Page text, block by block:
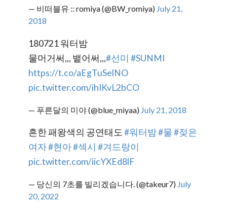
— 비떠블유 :: romiya (@BW_romiya) July 21,
2018
180721 워터밤
물머거써,,, 뱉어써,,,#선미 #SUNMI
https://t.co/aEgTuSelNO
pic.twitter.com/ihIKvL2bCO
— 푸른달의 미야 (@blue_miyaa) July 21, 2018
흔한 패왕색의 공연태도 #워터밤#물#젖은
여자#현아#섹시 #겨드랑이
pic.twitter.com/iicYXEd8lF
— 당신의 7초를 빌리겠습니다. (@takeur7) July
20, 2022